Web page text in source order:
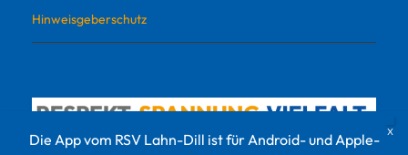
Hinweisgeberschutz
Die App vom RSV Lahn-Dill ist für Android- und Apple-